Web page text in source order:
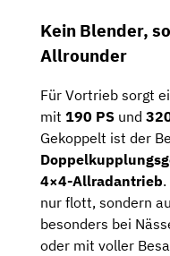
Kein Blender,
Allrounder
Für Vortrieb sorgt
mit 190 PS und
Gekoppelt ist der
4×4-Allradantrieb
nur flott, sondern
besonders bei
oder mit voller